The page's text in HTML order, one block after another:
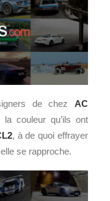
de chez AC
couleur qu’ils ont
, à de quoi effrayer
se rapproche.